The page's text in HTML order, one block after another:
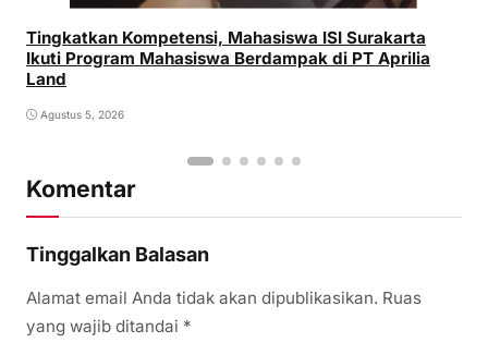
Tingkatkan Kompetensi, Mahasiswa ISI Surakarta
Ikuti Program Mahasiswa Berdampak di PT Aprilia
Land
Agustus 5, 2026
Komentar
Tinggalkan Balasan
Alamat email Anda tidak akan dipublikasikan. Ruas
yang wajib ditandai *